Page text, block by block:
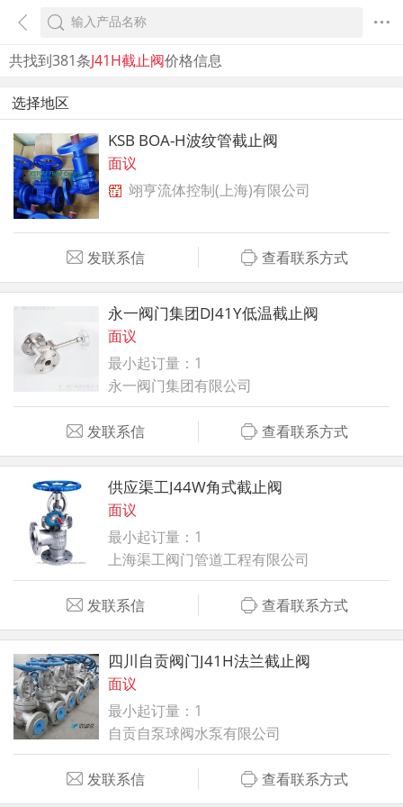
共找到381条J41H截止阀价格信息
选择地区
KSB BOA-H波纹管截止阀
面议
翊亨流体控制(上海)有限公司
发联系信 查看联系方式
永一阀门集团DJ41Y低温截止阀
面议
最小起订量：1
永一阀门集团有限公司
发联系信 查看联系方式
供应渠工J44W角式截止阀
面议
最小起订量：1
上海渠工阀门管道工程有限公司
发联系信 查看联系方式
四川自贡阀门J41H法兰截止阀
面议
最小起订量：1
自贡自泵球阀水泵有限公司
发联系信 查看联系方式